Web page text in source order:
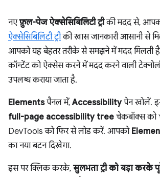
नएफ़ुल-पेज ऐक्सेसिबिलिटी ट्रीकी मदद से,
ऐक्सेसिबिलिटी ट्रीकी खास जानकारी आसानी से
आपको यह बेहतर तरीके से समझने में मदद
कॉन्टेंट को ऐक्सेस करने में मदद करने वाली
उपलब्ध कराया जाता है.
Elementsपैनल में,Accessibilityपेन खोलें.
full-page accessibility tree चेकबॉक्स को
DevTools को फिर से लोड करें. आपको
का नया बटन दिखेगा.
इस पर क्लिक करके, सुलभता ट्री को बड़ा करके